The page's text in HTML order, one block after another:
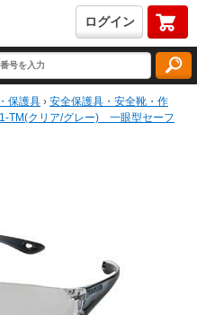
ログイン
保護具 › 安全保護具・安全靴・作
TM(クリア/グレー) 一眼型セーフ